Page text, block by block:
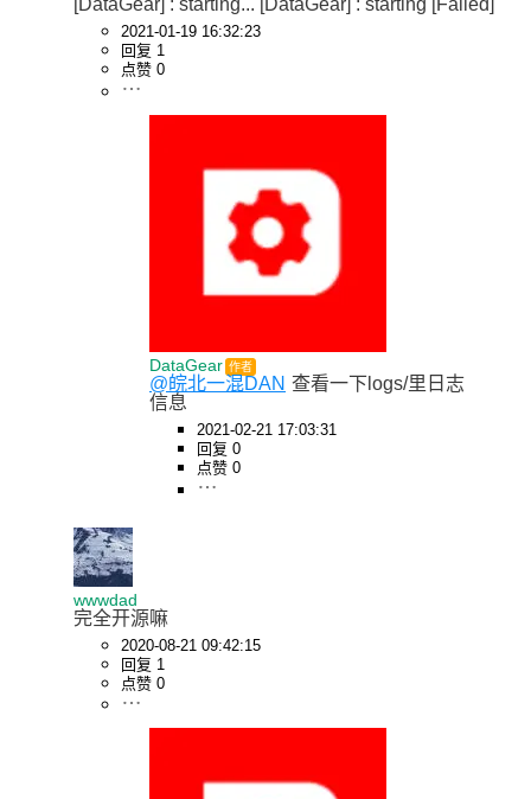
[DataGear] : starting... [DataGear] : starting [Failed]
2021-01-19 16:32:23
回复 1
点赞 0
DataGear 作者
@皖北一混DAN 查看一下logs/里日志
信息
2021-02-21 17:03:31
回复 0
点赞 0
wwwdad
完全开源嘛
2020-08-21 09:42:15
回复 1
点赞 0